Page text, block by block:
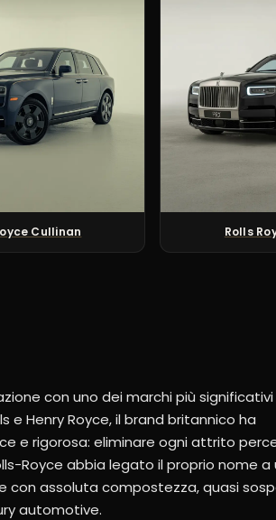
Cullinan Rolls
con uno dei marchi più significativi
e Henry Royce, il brand britannico ha
e rigorosa: eliminare ogni attrito
Royce abbia legato il proprio nome a
con assoluta compostezza, quasi
automotive.